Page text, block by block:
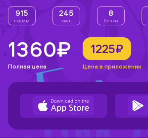
915
грамм
245
ккал
8
белки
1360₽
Полная цена
1225₽
Цена в приложении